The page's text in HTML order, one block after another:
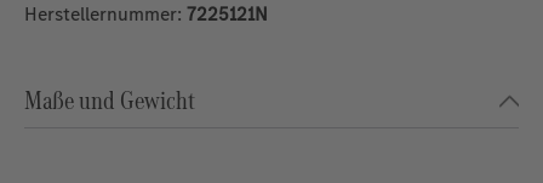
Herstellernummer: 7225121N
Maße und Gewicht